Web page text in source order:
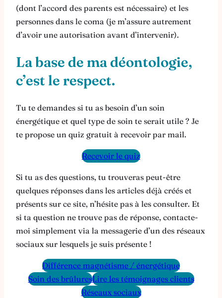
(dont l’accord des parents est nécessaire) et les
personnes dans le coma (je m’assure autrement
d’avoir une autorisation avant d’intervenir).
La base de ma déontologie,
c’est le respect.
Tu te demandes si tu as besoin d’un soin
énergétique et quel type de soin te serait utile ? Je
te propose un quiz gratuit à recevoir par mail.
Recevoir le quiz
Si tu as des questions, tu trouveras peut-être
quelques réponses dans les articles déjà créés et
présents sur ce site, n’hésite pas à les consulter. Et
si ta question ne trouve pas de réponse, contacte-
moi simplement via la messagerie d’un des réseaux
sociaux sur lesquels je suis présente !
Différence magnétisme / énergétique
Soin des brûluresLire les témoignages clients
Réseaux sociaux